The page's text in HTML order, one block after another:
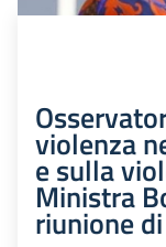
violenza
e sulla
Ministra
riunione